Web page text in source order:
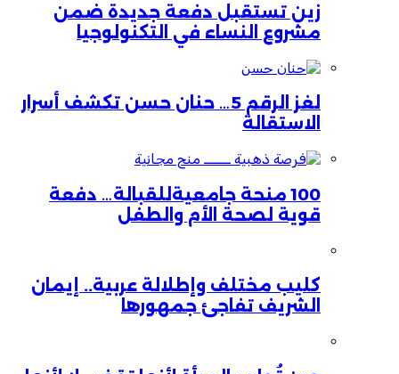
زين تستقبل دفعة جديدة ضمن
مشروع النساء في التكنولوجيا
لغز الرقم 5… حنان حسن تكشف أسرار
الاستقالة
100 منحة جامعيةللقبالة… دفعة
قوية لصحة الأم والطفل
كليب مختلف وإطلالة عربية.. إيمان
الشريف تفاجئ جمهورها